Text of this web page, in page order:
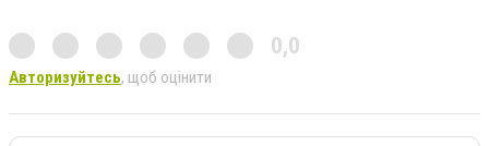
0,0
Авторизуйтесь, щоб оцінити